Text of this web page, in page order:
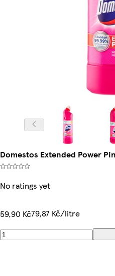
Domestos Extended Power
No ratings yet
59,90 Kč79,87 Kč/litre